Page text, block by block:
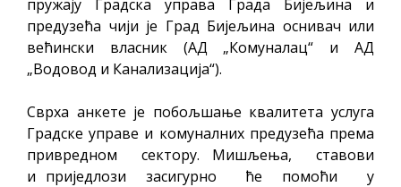
пружају Градска управа Града Бијељина и
предузећа чији је Град Бијељина оснивач или
већински власник (АД „Комуналац“ и АД
„Водовод и Канализација“).
Сврха анкете је побољшање квалитета услуга
Градске управе и комуналних предузећа према
привредном сектору. Мишљења, ставови
и приједлози засигурно ће помоћи у